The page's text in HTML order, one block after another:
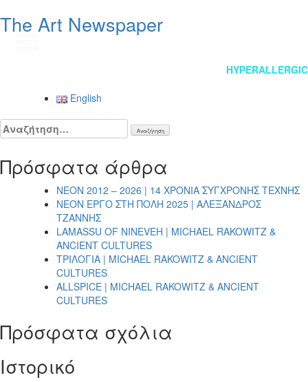
The Art Newspaper
άρθρων
HYPERALLERGIC
English
Αναζήτηση
για:
Πρόσφατα άρθρα
NEON 2012 – 2026 | 14 ΧΡΟΝΙΑ ΣΥΓΧΡΟΝΗΣ ΤΕΧΝΗΣ
NEON ΕΡΓΟ ΣΤΗ ΠΟΛΗ 2025 | ΑΛΕΞΑΝΔΡΟΣ
ΤΖΑΝΝΗΣ
LAMASSU OF NINEVEH | MICHAEL RAKOWITZ &
ANCIENT CULTURES
ΤΡΙΛΟΓΙΑ | MICHAEL RAKOWITZ & ANCIENT
CULTURES
ALLSPICE | MICHAEL RAKOWITZ & ANCIENT
CULTURES
Πρόσφατα σχόλια
Ιστορικό